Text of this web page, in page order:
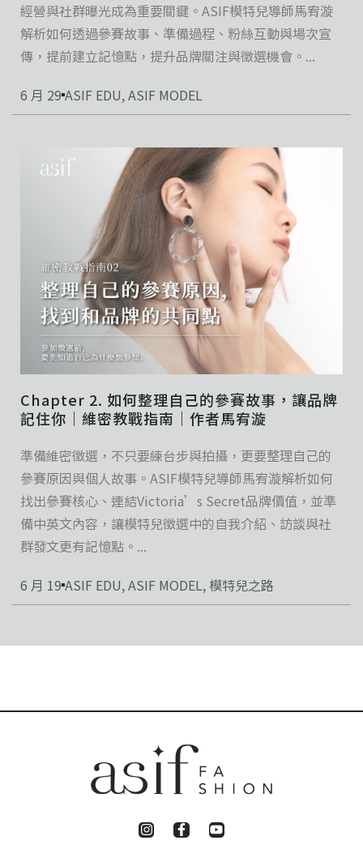
經營與社群曝光成為重要關鍵。ASIF模特兒導師馬宥漩
解析如何透過參賽故事、準備過程、粉絲互動與場次宣
傳，提前建立記憶點，提升品牌關注與徵選機會。...
6 月 29 ASIF EDU,ASIF MODEL
Chapter 2. 如何整理自己的參賽故事，讓品牌
記住你｜維密教戰指南｜作者馬宥漩
準備維密徵選，不只要練台步與拍攝，更要整理自己的
參賽原因與個人故事。ASIF模特兒導師馬宥漩解析如何
找出參賽核心、連結Victoria’s Secret品牌價值，並準
備中英文內容，讓模特兒徵選中的自我介紹、訪談與社
群發文更有記憶點。...
6 月 19 ASIF EDU,ASIF MODEL,模特兒之路